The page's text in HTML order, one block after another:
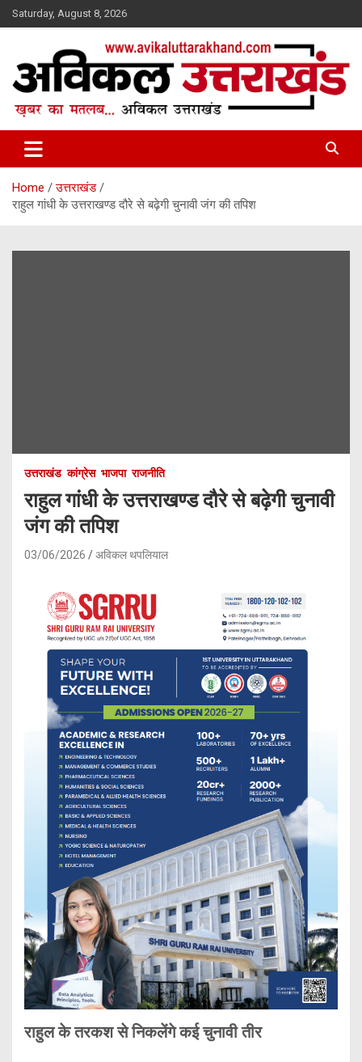
Skip
to
Saturday, August 8, 2026
Avikal Uttarakhand
Home
उत्तराखंड
राहुल गांधी के उत्तराखण्ड दौरे से बढ़ेगी चुनावी जंग की तपिश
उत्तराखंड कांग्रेस भाजपा राजनीति
राहुल गांधी के उत्तराखण्ड दौरे से बढ़ेगी चुनावी
जंग की तपिश
03/06/2026 अविकल थपलियाल
राहुल के तरकश से निकलेंगे कई चुनावी तीर